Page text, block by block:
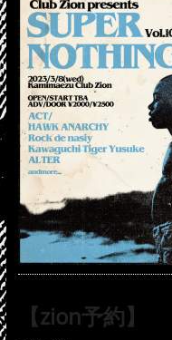
【zion予約】